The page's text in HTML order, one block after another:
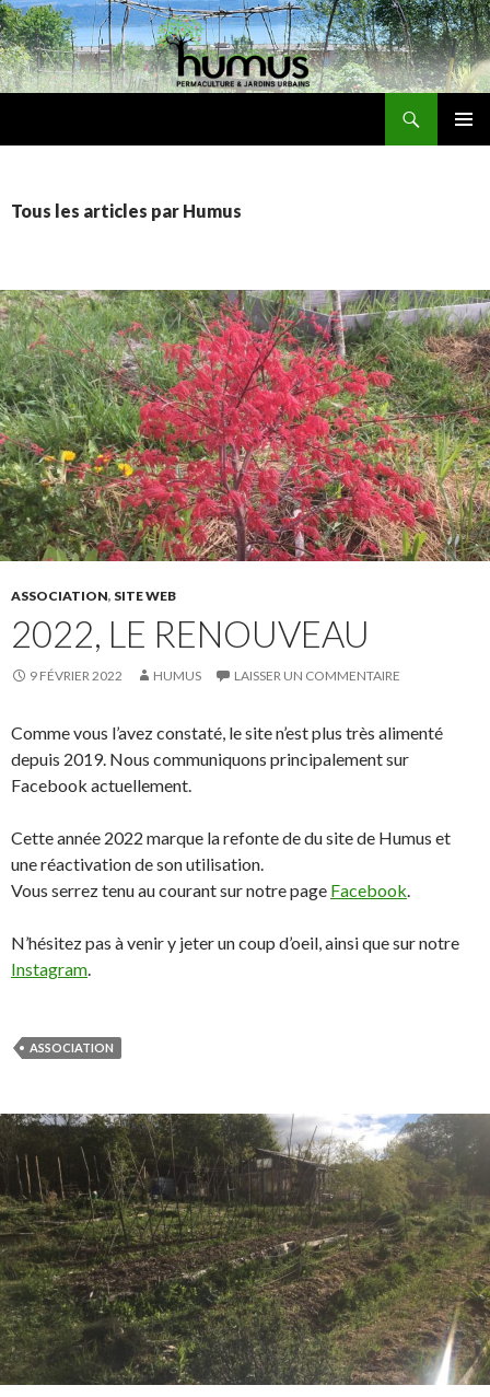
Tous les articles par Humus
ASSOCIATION, SITE WEB
2022, LE RENOUVEAU
9 FÉVRIER 2022 HUMUS LAISSER UN COMMENTAIRE
Comme vous l’avez constaté, le site n’est plus très alimenté
depuis 2019. Nous communiquons principalement sur
Facebook actuellement.
Cette année 2022 marque la refonte de du site de Humus et
une réactivation de son utilisation.
Vous serrez tenu au courant sur notre page Facebook.
N’hésitez pas à venir y jeter un coup d’oeil, ainsi que sur notre
Instagram.
ASSOCIATION